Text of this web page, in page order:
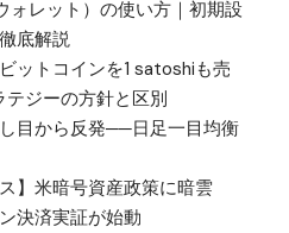
レット）の使い方｜初期設
底解説
ットコインを1 satoshiも売
ジーの方針と区別
目から反発──日足一目均衡
】米暗号資産政策に暗雲
決済実証が始動